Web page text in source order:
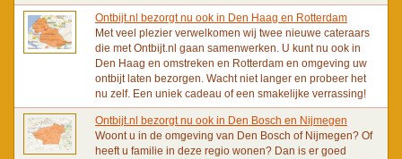
Ontbijt.nl bezorgt nu ook in Den Haag en Rotterdam
Met veel plezier verwelkomen wij twee nieuwe cateraars
die met Ontbijt.nl gaan samenwerken. U kunt nu ook in
Den Haag en omstreken en Rotterdam en omgeving uw
ontbijt laten bezorgen. Wacht niet langer en probeer het
nu zelf. Een uniek cadeau of een smakelijke verrassing!
Ontbijt.nl bezorgt nu ook in Den Bosch en Nijmegen
Woont u in de omgeving van Den Bosch of Nijmegen? Of
heeft u familie in deze regio wonen? Dan is er goed